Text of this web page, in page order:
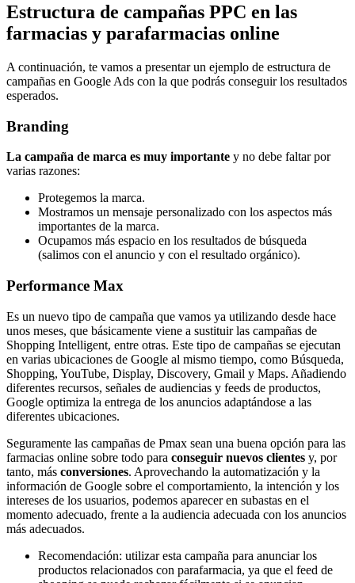
Estructura de campañas PPC en las
farmacias y parafarmacias online
A continuación, te vamos a presentar un ejemplo de estructura de
campañas en Google Ads con la que podrás conseguir los resultados
esperados.
Branding
La campaña de marca es muy importante y no debe faltar por
varias razones:
Protegemos la marca.
Mostramos un mensaje personalizado con los aspectos más
importantes de la marca.
Ocupamos más espacio en los resultados de búsqueda
(salimos con el anuncio y con el resultado orgánico).
Performance Max
Es un nuevo tipo de campaña que vamos ya utilizando desde hace
unos meses, que básicamente viene a sustituir las campañas de
Shopping Intelligent, entre otras. Este tipo de campañas se ejecutan
en varias ubicaciones de Google al mismo tiempo, como Búsqueda,
Shopping, YouTube, Display, Discovery, Gmail y Maps. Añadiendo
diferentes recursos, señales de audiencias y feeds de productos,
Google optimiza la entrega de los anuncios adaptándose a las
diferentes ubicaciones.
Seguramente las campañas de Pmax sean una buena opción para las
farmacias online sobre todo para conseguir nuevos clientes y, por
tanto, más conversiones. Aprovechando la automatización y la
información de Google sobre el comportamiento, la intención y los
intereses de los usuarios, podemos aparecer en subastas en el
momento adecuado, frente a la audiencia adecuada con los anuncios
más adecuados.
Recomendación: utilizar esta campaña para anunciar los
productos relacionados con parafarmacia, ya que el feed de